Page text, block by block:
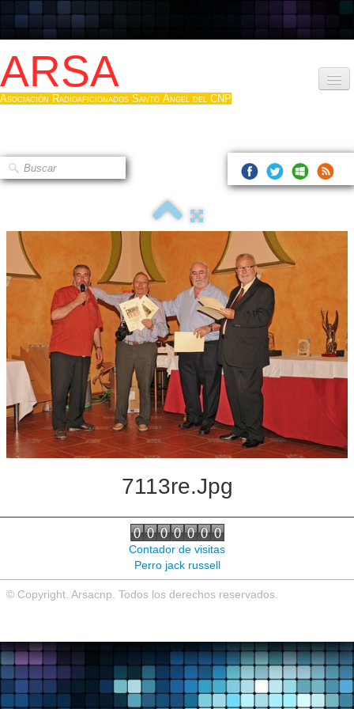
ARSA
Asociación Radioaficionados Santo Ángel del CNP
Que es la ARSA
Hacerse socio
Log diploma en Pdf
▼
Sistemas Digitales
Noticias de interés
Contacto
7113re.jpg
Contador de visitas
Perro jack russell
© Copyright. Arsacnp. Todos los derechos reservados.